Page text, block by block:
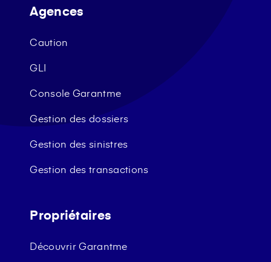
Agences
Caution
GLI
Console Garantme
Gestion des dossiers
Gestion des sinistres
Gestion des transactions
Propriétaires
Découvrir Garantme